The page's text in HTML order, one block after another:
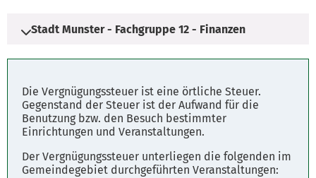
Die Vergnügungssteuer ist eine örtliche Steuer.
Gegenstand der Steuer ist der Aufwand für die
Benutzung bzw. den Besuch bestimmter
Einrichtungen und Veranstaltungen.
Der Vergnügungssteuer unterliegen die folgenden im
Gemeindegebiet durchgeführten Veranstaltungen:
Stadt Munster - Fachgruppe 12 - Finanzen
Heinrich-Peters-Platz 1
29633 Munster
Öffnungszeiten